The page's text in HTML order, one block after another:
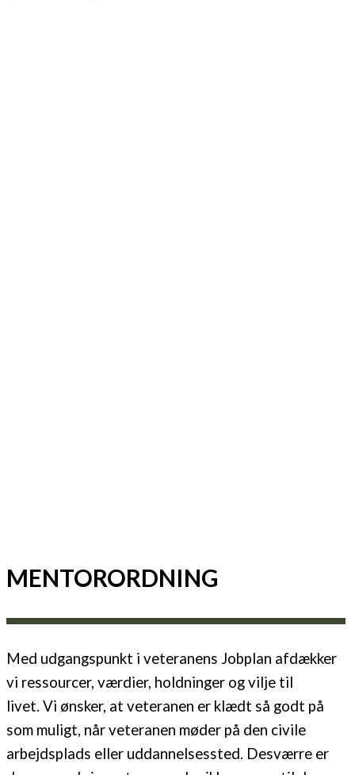
MENTORORDNING
Med udgangspunkt i veteranens Jobplan afdækker
vi ressourcer, værdier, holdninger og vilje til
livet. Vi ønsker, at veteranen er klædt så godt på
som muligt, når veteranen møder på den civile
arbejdsplads eller uddannelsessted. Desværre er